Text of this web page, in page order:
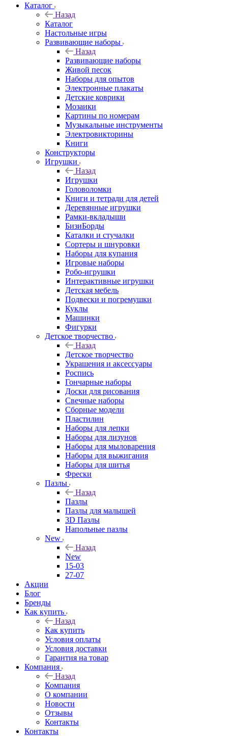
Каталог
Назад
Каталог
Настольные игры
Развивающие наборы
Назад
Развивающие наборы
Живой песок
Наборы для опытов
Электронные плакаты
Детские коврики
Мозаики
Картины по номерам
Музыкальные инструменты
Электровикторины
Книги
Конструкторы
Игрушки
Назад
Игрушки
Головоломки
Книги и тетради для детей
Деревянные игрушки
Рамки-вкладыши
БизиБорды
Каталки и стучалки
Сортеры и шнуровки
Наборы для купания
Игровые наборы
Робо-игрушки
Интерактивные игрушки
Детская мебель
Подвески и погремушки
Куклы
Машинки
Фигурки
Детское творчество
Назад
Детское творчество
Украшения и аксессуары
Роспись
Гончарные наборы
Доски для рисования
Свечные наборы
Сборные модели
Пластилин
Наборы для лепки
Наборы для лизунов
Наборы для мыловарения
Наборы для выжигания
Наборы для шитья
Фрески
Пазлы
Назад
Пазлы
Пазлы для малышей
3D Пазлы
Напольные пазлы
New
Назад
New
15-03
27-07
Акции
Блог
Бренды
Как купить
Назад
Как купить
Условия оплаты
Условия доставки
Гарантия на товар
Компания
Назад
Компания
О компании
Новости
Отзывы
Контакты
Контакты